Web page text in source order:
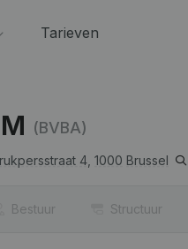
Tarieven
(BVBA)
4, 1000 Brussel
Bestuur Structuur